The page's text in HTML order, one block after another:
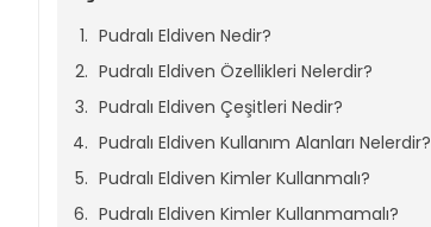
Pudralı Eldiven Nedir?
Pudralı Eldiven Özellikleri Nelerdir?
Pudralı Eldiven Çeşitleri Nedir?
Pudralı Eldiven Kullanım Alanları Nelerdir?
Pudralı Eldiven Kimler Kullanmalı?
Pudralı Eldiven Kimler Kullanmamalı?